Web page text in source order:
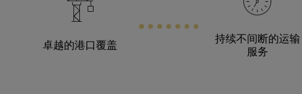
卓越的港口覆盖
持续不间断的运输
服务